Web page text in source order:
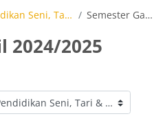
Pendidikan Seni, Tari & Musik (Pemda) Semester Ganjil 2024/2025
2024/2025